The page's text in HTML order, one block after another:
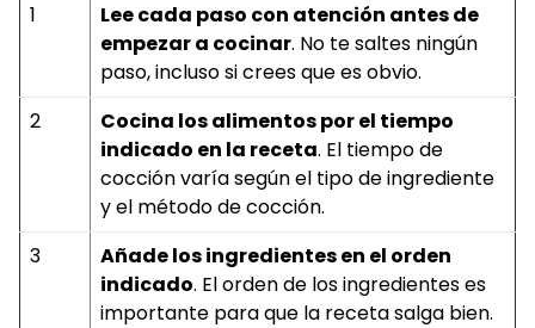
1
Lee cada paso con atención antes de
empezar a cocinar. No te saltes ningún
paso, incluso si crees que es obvio.
2
Cocina los alimentos por el tiempo
indicado en la receta. El tiempo de
cocción varía según el tipo de ingrediente
y el método de cocción.
3
Añade los ingredientes en el orden
indicado. El orden de los ingredientes es
importante para que la receta salga bien.